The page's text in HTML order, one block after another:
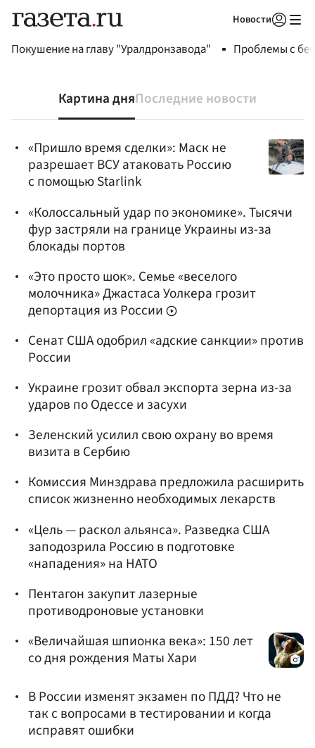
Новости
Покушение на главу "Уралдронзавода" Проблемы с
Картина дняПоследние новости
«Пришло время сделки»: Маск не
разрешает ВСУ атаковать Россию
с помощью Starlink
«Колоссальный удар по экономике». Тысячи
фур застряли на границе Украины из-за
блокады портов
«Это просто шок». Семье «веселого
молочника» Джастаса Уолкера грозит
депортация из России
Сенат США одобрил «адские санкции» против
России
Украине грозит обвал экспорта зерна из-за
ударов по Одессе и засухи
Зеленский усилил свою охрану во время
визита в Сербию
Комиссия Минздрава предложила расширить
список жизненно необходимых лекарств
«Цель — раскол альянса». Разведка США
заподозрила Россию в подготовке
«нападения» на НАТО
Пентагон закупит лазерные
противодроновые установки
«Величайшая шпионка века»: 150 лет
со дня рождения Маты Хари
В России изменят экзамен по ПДД? Что не
так с вопросами в тестировании и когда
исправят ошибки